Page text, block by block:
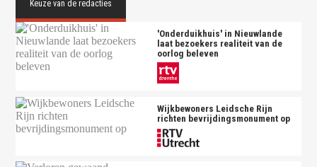
'Onderduikhuis' in Nieuwlande
laat bezoekers realiteit van de
oorlog beleven
Wijkbewoners Leidsche Rijn
richten bevrijdingsmonument op